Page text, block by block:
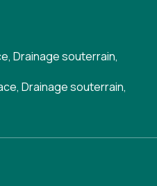
, Drainage souterrain,
, Drainage souterrain,